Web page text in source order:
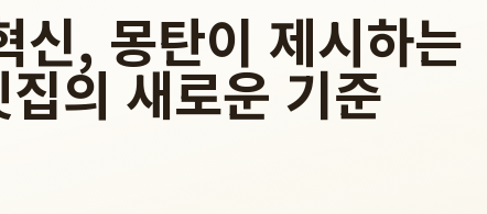
신, 몽탄이 제시하는
의 새로운 기준